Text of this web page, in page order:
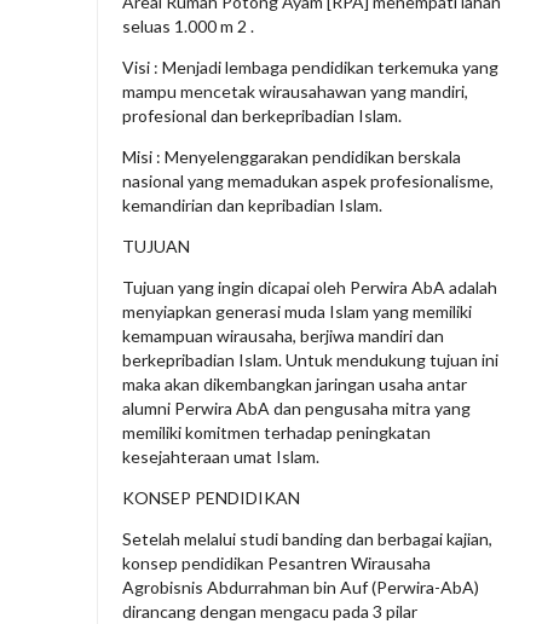
seluas 1.000 m 2 .
Visi : Menjadi lembaga pendidikan terkemuka yang
mampu mencetak wirausahawan yang mandiri,
profesional dan berkepribadian Islam.
Misi : Menyelenggarakan pendidikan berskala
nasional yang memadukan aspek profesionalisme,
kemandirian dan kepribadian Islam.
TUJUAN
Tujuan yang ingin dicapai oleh Perwira AbA adalah
menyiapkan generasi muda Islam yang memiliki
kemampuan wirausaha, berjiwa mandiri dan
berkepribadian Islam. Untuk mendukung tujuan ini
maka akan dikembangkan jaringan usaha antar
alumni Perwira AbA dan pengusaha mitra yang
memiliki komitmen terhadap peningkatan
kesejahteraan umat Islam.
KONSEP PENDIDIKAN
Setelah melalui studi banding dan berbagai kajian,
konsep pendidikan Pesantren Wirausaha
Agrobisnis Abdurrahman bin Auf (Perwira-AbA)
dirancang dengan mengacu pada 3 pilar